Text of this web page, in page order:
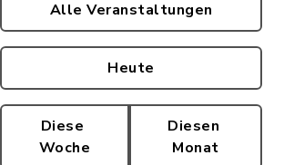
Alle Veranstaltungen
Heute
Diese
Woche
Diesen
Monat